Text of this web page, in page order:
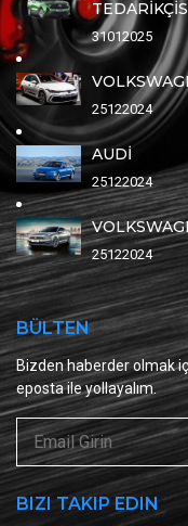
31012025
25122024
AUDİ
25122024
25122024
BÜLTEN
Bizden haberder olmak
eposta ile yollayalım.
BIZI TAKIP EDIN